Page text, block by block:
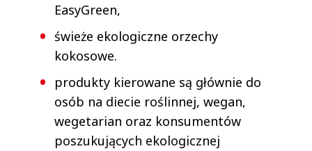
EasyGreen,
świeże ekologiczne orzechy
kokosowe.
produkty kierowane są głównie do
osób na diecie roślinnej, wegan,
wegetarian oraz konsumentów
poszukujących ekologicznej